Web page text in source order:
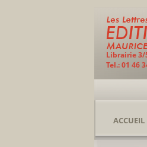
Librairie 3/
Tel.: 01 46
ACCUEIL